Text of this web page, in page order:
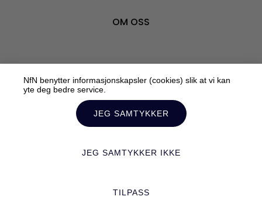
OM OSS
Tilrettelagt av:Mediebyrået Enklere Valg
NfN benytter informasjonskapsler (cookies) slik at vi kan
yte deg bedre service.
JEG SAMTYKKER
JEG SAMTYKKER IKKE
TILPASS